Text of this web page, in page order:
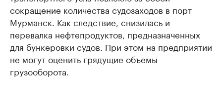
сокращение количества судозаходов в порт
Мурманск. Как следствие, снизилась и
перевалка нефтепродуктов, предназначенных
для бункеровки судов. При этом на предприятии
не могут оценить грядущие объемы
грузооборота.